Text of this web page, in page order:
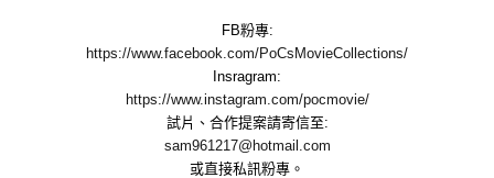
FB粉專:
https://www.facebook.com/PoCsMovieCollections/
Insragram:
https://www.instagram.com/pocmovie/
試片、合作提案請寄信至:
sam961217@hotmail.com
或直接私訊粉專。